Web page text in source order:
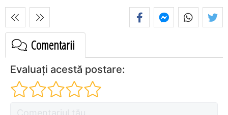
Comentarii
Evaluați acestă postare: